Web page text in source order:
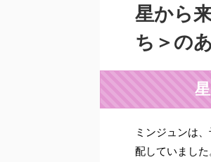
星から
ち＞の
ミンジュンは
配していました